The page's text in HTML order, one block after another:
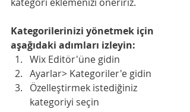
Kategorilerinizi yönetmek için
aşağıdaki adımları izleyin:
Wix Editör'üne gidin
Ayarlar> Kategoriler'e gidin
Özelleştirmek istediğiniz
kategoriyi seçin